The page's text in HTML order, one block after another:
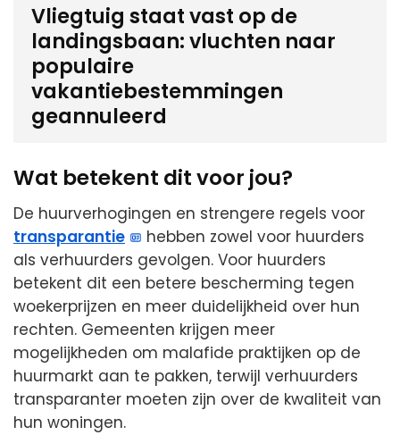
Vliegtuig staat vast op de
landingsbaan: vluchten naar
populaire
vakantiebestemmingen
geannuleerd
Wat betekent dit voor jou?
De huurverhogingen en strengere regels voor
transparantie
hebben zowel voor huurders
als verhuurders gevolgen. Voor huurders
betekent dit een betere bescherming tegen
woekerprijzen en meer duidelijkheid over hun
rechten. Gemeenten krijgen meer
mogelijkheden om malafide praktijken op de
huurmarkt aan te pakken, terwijl verhuurders
transparanter moeten zijn over de kwaliteit van
hun woningen.